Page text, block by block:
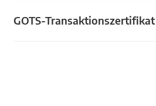
GOTS-Transaktionszertifikat